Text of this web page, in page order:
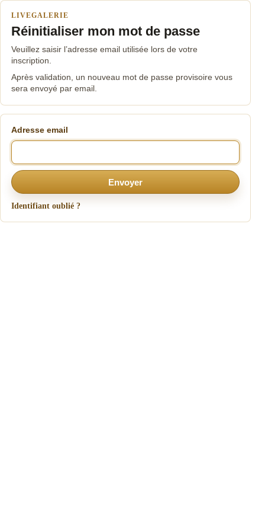
LIVEGALERIE
Réinitialiser mon mot de passe
Veuillez saisir l’adresse email utilisée lors de votre
inscription.
Après validation, un nouveau mot de passe provisoire vous
sera envoyé par email.
Adresse email
Envoyer
Identifiant oublié ?